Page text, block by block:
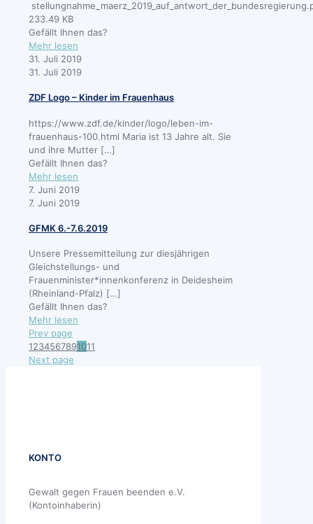
233.49 KB
Gefällt Ihnen das?
Mehr lesen
Stellungnahme
zur
der
auf
die
Kleine
Anfrage
Fraktion
DIE
(Drucksache
vom
15.02.2019)
31. Juli 2019
31. Juli 2019
ZDF Logo – Kinder im Frauenhaus
https://www.zdf.de/kinder/logo/leben-im-
frauenhaus-100.html Maria ist 13 Jahre alt. Sie
und ihre Mutter […]
Gefällt Ihnen das?
Mehr lesen
ZDF
Logo
Kinder
Frauenhaus
7. Juni 2019
7. Juni 2019
GFMK 6.-7.6.2019
Unsere Pressemitteilung zur diesjährigen
Gleichstellungs- und
Frauenminister*innenkonferenz in Deidesheim
(Rheinland-Pfalz) […]
Gefällt Ihnen das?
Mehr lesen
6.-7.6.2019
Prev page
1234567891011
Next page
KONTO
Gewalt gegen Frauen beenden e.V.
(Kontoinhaberin)